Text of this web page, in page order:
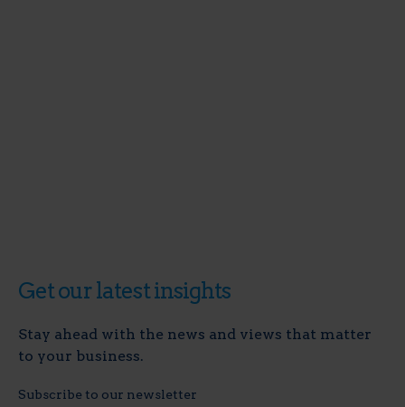
Get our latest insights
Stay ahead with the news and views that matter
to your business.
Subscribe to our newsletter